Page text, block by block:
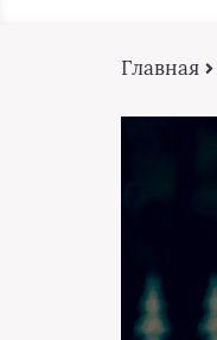
Главная